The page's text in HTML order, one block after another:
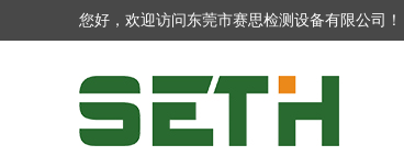
您好，欢迎访问东莞市赛思检测设备有限公司！